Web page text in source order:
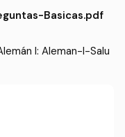
Basicas.pdf
I: Aleman-I-Salu